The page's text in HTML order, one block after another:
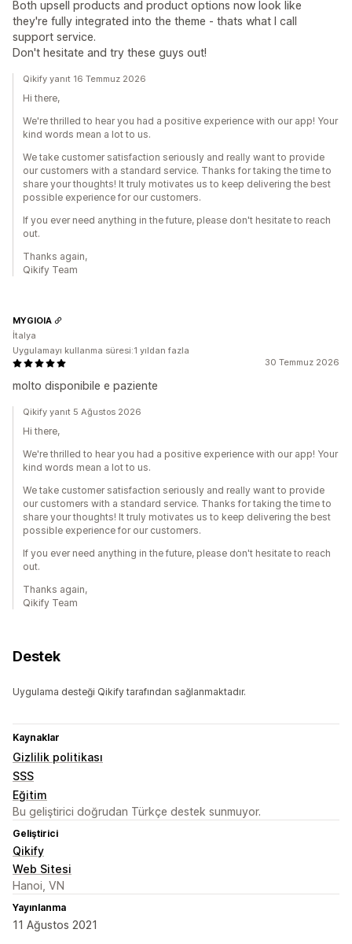
Both upsell products and product options now look like
they're fully integrated into the theme - thats what I call
support service.
Don't hesitate and try these guys out!
Qikify yanıt 16 Temmuz 2026
Hi there,
We're thrilled to hear you had a positive experience with our app! Your
kind words mean a lot to us.
We take customer satisfaction seriously and really want to provide
our customers with a standard service. Thanks for taking the time to
share your thoughts! It truly motivates us to keep delivering the best
possible experience for our customers.
If you ever need anything in the future, please don't hesitate to reach
out.
Thanks again,
Qikify Team
30 Temmuz 2026
molto disponibile e paziente
MYGIOIA
İtalya
Uygulamayı kullanma süresi:1 yıldan fazla
Qikify yanıt 5 Ağustos 2026
Hi there,
We're thrilled to hear you had a positive experience with our app! Your
kind words mean a lot to us.
We take customer satisfaction seriously and really want to provide
our customers with a standard service. Thanks for taking the time to
share your thoughts! It truly motivates us to keep delivering the best
possible experience for our customers.
If you ever need anything in the future, please don't hesitate to reach
out.
Thanks again,
Qikify Team
Destek
Uygulama desteği Qikify tarafından sağlanmaktadır.
Kaynaklar
Gizlilik politikası
SSS
Eğitim
Bu geliştirici doğrudan Türkçe destek sunmuyor.
Geliştirici
Qikify
Web Sitesi
Hanoi, VN
Yayınlanma
11 Ağustos 2021